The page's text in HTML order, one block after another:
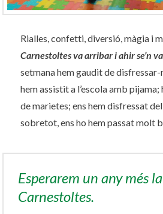
Rialles, confetti, diversió, màgia i
Carnestoltes va arribar i ahir se’n
setmana hem gaudit de disfressar-
hem assistit a l’escola amb
de marietes; ens hem disfressat
sobretot, ens ho hem passat molt
Esperarem un any més
Carnestoltes.